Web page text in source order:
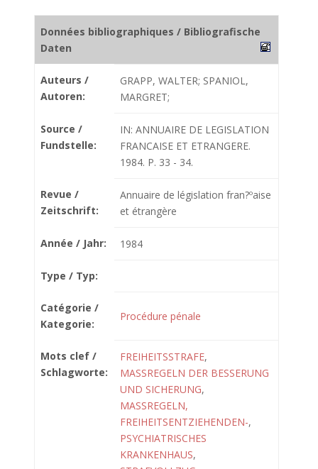
Données bibliographiques / Bibliografische
Daten
Auteurs /
Autoren:
GRAPP, WALTER; SPANIOL,
MARGRET;
Source /
Fundstelle:
IN: ANNUAIRE DE LEGISLATION
FRANCAISE ET ETRANGERE.
1984. P. 33 - 34.
Revue /
Zeitschrift:
Annuaire de législation fran?ºaise
et étrangère
Année / Jahr: 1984
Type / Typ:
Catégorie /
Kategorie:
Procédure pénale
Mots clef /
Schlagworte:
FREIHEITSSTRAFE,
MASSREGELN DER BESSERUNG
UND SICHERUNG,
MASSREGELN,
FREIHEITSENTZIEHENDEN-,
PSYCHIATRISCHES
KRANKENHAUS,